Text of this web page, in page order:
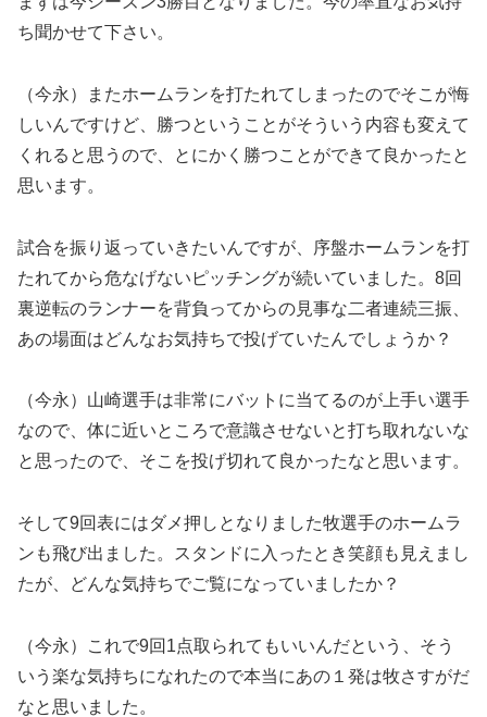
ち聞かせて下さい。
（今永）またホームランを打たれてしまったのでそこが悔
しいんですけど、勝つということがそういう内容も変えて
くれると思うので、とにかく勝つことができて良かったと
思います。
試合を振り返っていきたいんですが、序盤ホームランを打
たれてから危なげないピッチングが続いていました。8回
裏逆転のランナーを背負ってからの見事な二者連続三振、
あの場面はどんなお気持ちで投げていたんでしょうか？
（今永）山崎選手は非常にバットに当てるのが上手い選手
なので、体に近いところで意識させないと打ち取れないな
と思ったので、そこを投げ切れて良かったなと思います。
そして9回表にはダメ押しとなりました牧選手のホームラ
ンも飛び出ました。スタンドに入ったとき笑顔も見えまし
たが、どんな気持ちでご覧になっていましたか？
（今永）これで9回1点取られてもいいんだという、そう
いう楽な気持ちになれたので本当にあの１発は牧さすがだ
なと思いました。